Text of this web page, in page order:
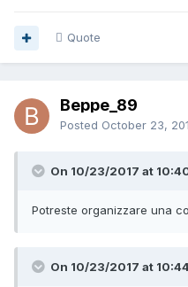
Quote
Beppe_89
Posted October 23,
On 10/23/2017 at
Potreste organizzare una
On 10/23/2017 at